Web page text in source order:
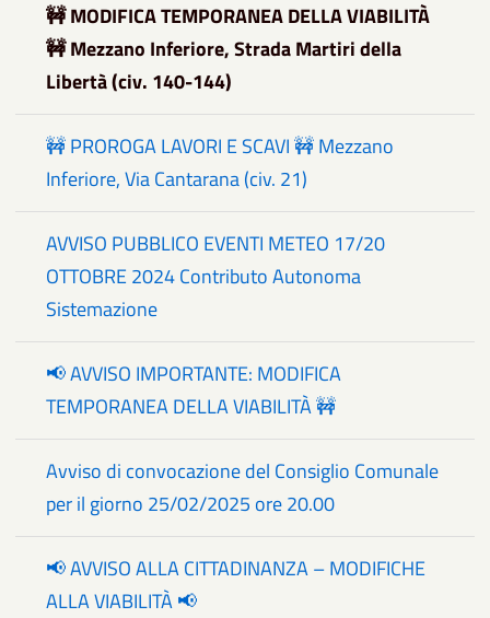
🚧 MODIFICA TEMPORANEA DELLA VIABILITÀ
🚧 Mezzano Inferiore, Strada Martiri della
Libertà (civ. 140-144)
🚧 PROROGA LAVORI E SCAVI 🚧 Mezzano
Inferiore, Via Cantarana (civ. 21)
AVVISO PUBBLICO EVENTI METEO 17/20
OTTOBRE 2024 Contributo Autonoma
Sistemazione
📢 AVVISO IMPORTANTE: MODIFICA
TEMPORANEA DELLA VIABILITÀ 🚧
Avviso di convocazione del Consiglio Comunale
per il giorno 25/02/2025 ore 20.00
📢 AVVISO ALLA CITTADINANZA – MODIFICHE
ALLA VIABILITÀ 📢